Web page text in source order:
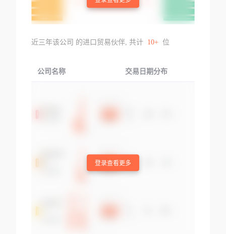
вальні Прилади;
Елементи Опору
м Включених До
к; Праски Електр
ичні; Інші Побут
вальні Прилади;
Нагрівальні, Крі
- Інші: - - - Нагрі
近三年该公司 的进口贸易伙伴, 共计 10+ 位
公司名称 交易日期分布
登录查看更多